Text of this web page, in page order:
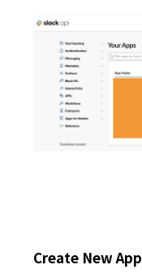
Create New App